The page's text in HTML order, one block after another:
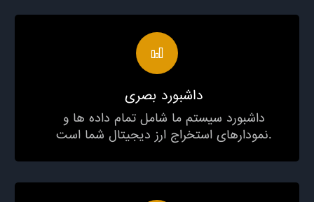
داشبورد بصری
داشبورد سیستم ما شامل تمام داده ها و
نمودارهای استخراج ارز دیجیتال شما است.